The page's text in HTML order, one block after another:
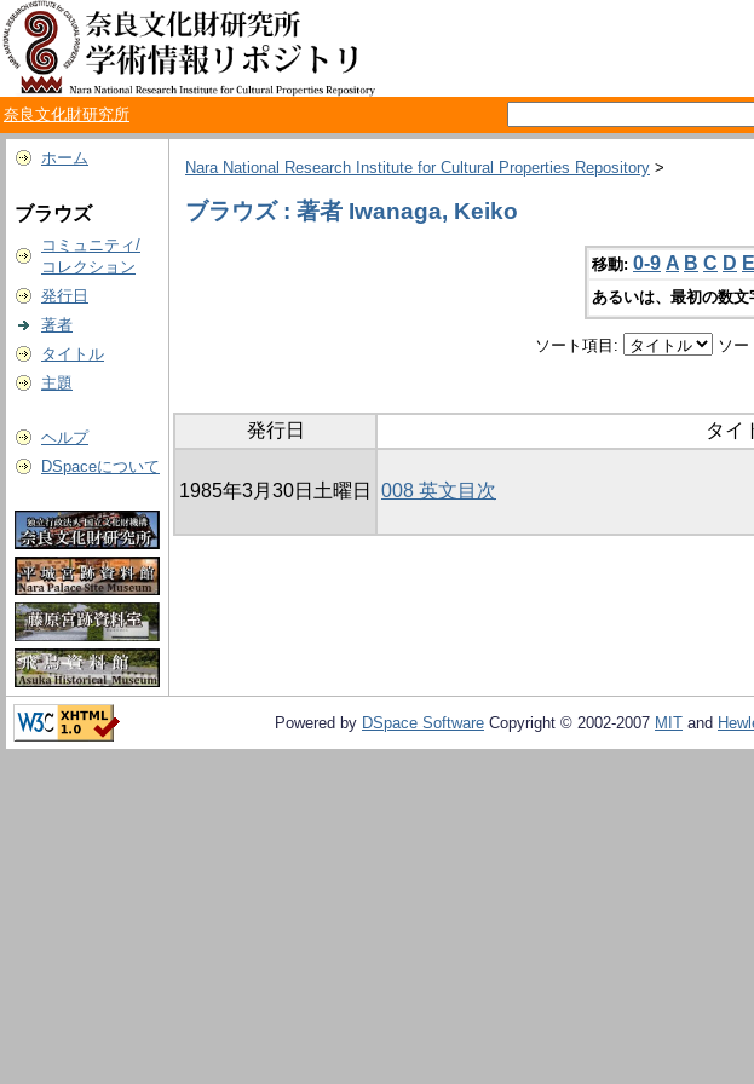
奈良文化財研究所
ホーム
ブラウズ
コミュニティ/
コレクション
発行日
著者
タイトル
主題
ヘルプ
DSpaceについて
Nara National Research Institute for Cultural Properties Repository >
ブラウズ : 著者 Iwanaga, Keiko
移動: 0-9 A B C D E
あるいは、最初の数
ソート項目: ソー
発行日 タイ
1985年3月30日土曜日 008 英文目次
Powered by DSpace Software Copyright © 2002-2007 MIT and